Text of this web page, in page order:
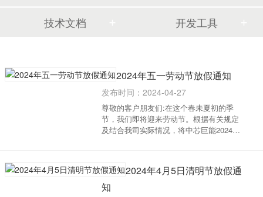
技术文档
开发工具
2024年五一劳动节放假通知
发布时间：2024-04-27
尊敬的客户朋友们:在这个春未夏初的季
节，我们即将迎来劳动节。根据有关规定
及结合我司实际情况，将中芯巨能2024年
2024年4月28日（1天）上班时间：2024年
5月5日（星期日），2024年5月11...
2024年4月5日清明节放假通
知